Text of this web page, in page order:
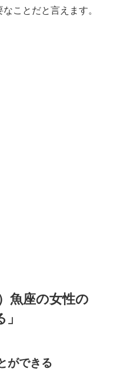
ことだと言えます。
魚座の女性の
ができる